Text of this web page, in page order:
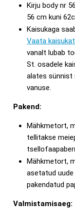
Kirju body nr
56 cm kuni
Kaisukaga
Vaata
vanalt lubab
St. osadele
alates sünnist
vanuse.
Pakend:
Mähkmetort,
tellitakse
Mähkmetort,
asetatud
pakendatud
Valmistamisaeg: